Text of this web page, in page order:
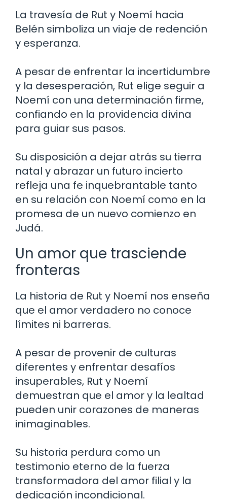
La travesía de Rut y Noemí hacia
Belén simboliza un viaje de redención
y esperanza.
A pesar de enfrentar la incertidumbre
y la desesperación, Rut elige seguir a
Noemí con una determinación firme,
confiando en la providencia divina
para guiar sus pasos.
Su disposición a dejar atrás su tierra
natal y abrazar un futuro incierto
refleja una fe inquebrantable tanto
en su relación con Noemí como en la
promesa de un nuevo comienzo en
Judá.
Un amor que trasciende
fronteras
La historia de Rut y Noemí nos enseña
que el amor verdadero no conoce
límites ni barreras.
A pesar de provenir de culturas
diferentes y enfrentar desafíos
insuperables, Rut y Noemí
demuestran que el amor y la lealtad
pueden unir corazones de maneras
inimaginables.
Su historia perdura como un
testimonio eterno de la fuerza
transformadora del amor filial y la
dedicación incondicional.